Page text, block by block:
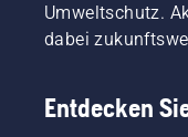
Umweltschutz.
dabei
Entdecken